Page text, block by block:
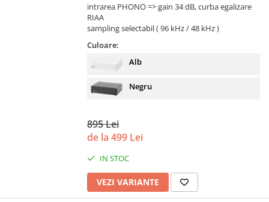
intrarea PHONO => gain 34 dB, curba egalizare
RIAA
sampling selectabil ( 96 kHz / 48 kHz )
Culoare:
Alb
Negru
895 Lei
de la 499 Lei
IN STOC
VEZI VARIANTE